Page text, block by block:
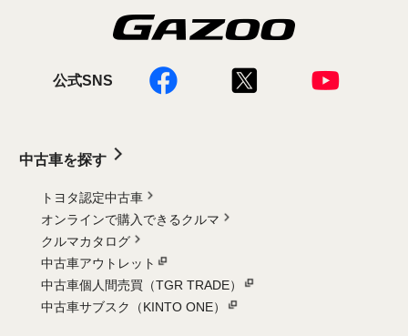
公式SNS
中古車を探す
トヨタ認定中古車
オンラインで購入できるクルマ
クルマカタログ
中古車アウトレット
中古車個人間売買（TGR TRADE）
中古車サブスク（KINTO ONE）